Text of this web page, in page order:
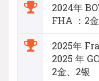
2024年
FHA ：2
2025年
2025 年
2金、2银